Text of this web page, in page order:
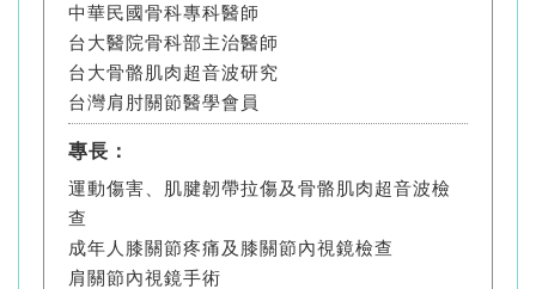
中華民國骨科專科醫師
台大醫院骨科部主治醫師
台大骨骼肌肉超音波研究
台灣肩肘關節醫學會員
專長：
運動傷害、肌腱韌帶拉傷及骨骼肌肉超音波檢
查
成年人膝關節疼痛及膝關節內視鏡檢查
肩關節內視鏡手術